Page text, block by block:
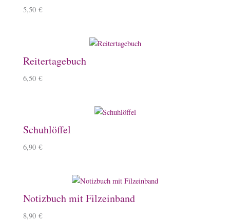
5,50 €
Reitertagebuch
6,50 €
Schuhlöffel
6,90 €
Notizbuch mit Filzeinband
8,90 €